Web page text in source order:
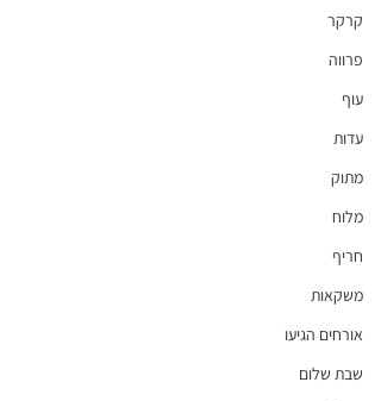
קרקר
פרווה
עוף
עדות
מתוק
מלוח
חריף
משקאות
אורחים הגיעו
שבת שלום